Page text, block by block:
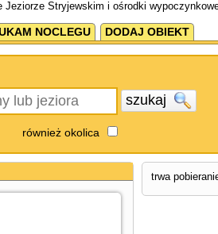
Stryjewskim i ośrodki
NOCLEGU DODAJ OBIEKT
szukaj
również okolica
trwa